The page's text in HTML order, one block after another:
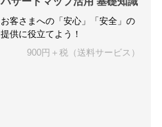
お客さまへの「安心」「安全」の
提供に役立てよう！
900円＋税（送料サービス）